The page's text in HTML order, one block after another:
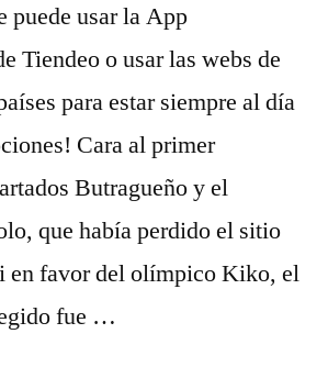
puede usar la App
Tiendeo o usar las webs de
para estar siempre al día
Cara al primer
Butragueño y el
que había perdido el sitio
en favor del olímpico Kiko, el
fue …